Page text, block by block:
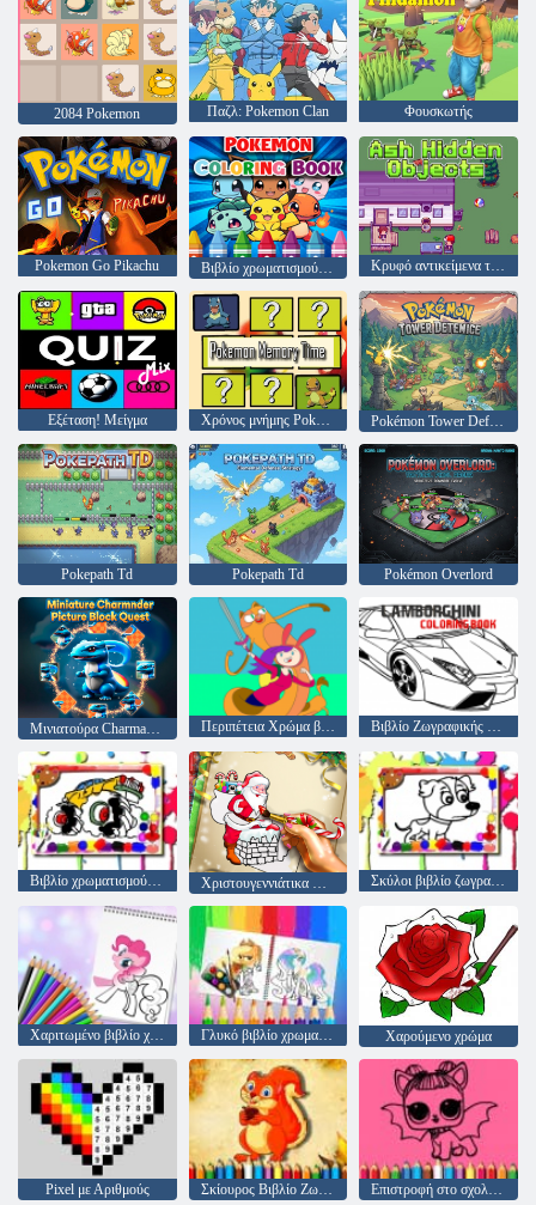
2084 Pokemon Παζλ: Pokemon Clan Φουσκωτής
Pokemon Go Pikachu Βιβλίο χρωματισμού Pokemon Κρυφό αντικείμενα τέφρας
Εξέταση! Μείγμα Χρόνος μνήμης Pokemon Pokémon Tower Defense
Pokepath Td Pokepath Td Pokémon Overlord
Περιπέτεια Χρώμα βιβλίο Βιβλίο Ζωγραφικής Lamborghini
Βιβλίο χρωματισμού φορτηγών τέρας Σκύλοι βιβλίο ζωγραφικής
Χαριτωμένο βιβλίο χρωματισμού πόνυ Γλυκό βιβλίο χρωματισμού πόνυ Χαρούμενο χρώμα
Pixel με Αριθμούς Σκίουρος Βιβλίο Ζωγραφικής Επιστροφή στο σχολείο: βιβλίο ζωγραφικής Lol